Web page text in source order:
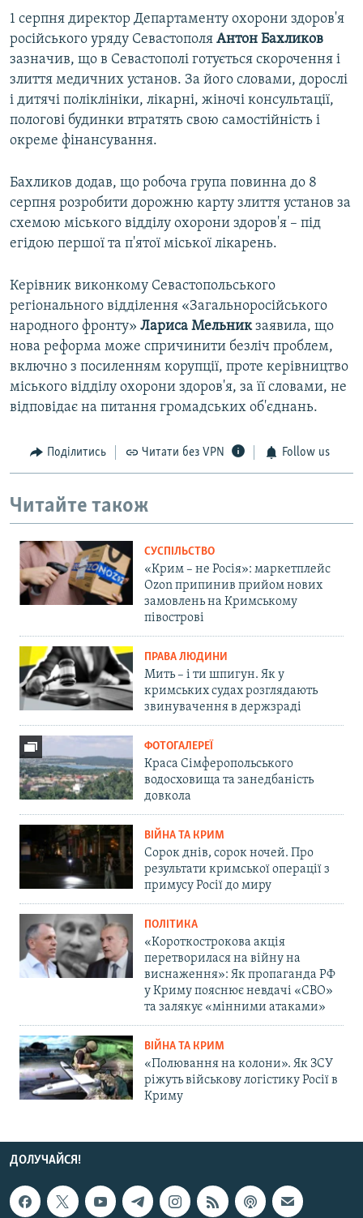
1 серпня директор Департаменту охорони здоров'я
російського уряду Севастополя Антон Бахликов
зазначив, що в Севастополі готується скорочення і
злиття медичних установ. За його словами, дорослі
і дитячі поліклініки, лікарні, жіночі консультації,
пологові будинки втратять свою самостійність і
окреме фінансування.
Бахликов додав, що робоча група повинна до 8
серпня розробити дорожню карту злиття установ за
схемою міського відділу охорони здоров'я – під
егідою першої та п'ятої міської лікарень.
Керівник виконкому Севастопольського
регіонального відділення «Загальноросійського
народного фронту» Лариса Мельникзаявила, що
нова реформа може спричинити безліч проблем,
включно з посиленням корупції, проте керівництво
міського відділу охорони здоров'я, за її словами, не
відповідає на питання громадських об'єднань.
Поділитись Читати без VPN Follow us
Читайте також
СУСПІЛЬСТВО
«Крим – не Росія»: маркетплейс
Ozon припинив прийом нових
замовлень на Кримському
півострові
ПРАВА ЛЮДИНИ
Мить – і ти шпигун. Як у
кримських судах розглядають
звинувачення в держзраді
ФОТОГАЛЕРЕЇ
Краса Сімферопольського
водосховища та занедбаність
довкола
ВІЙНА ТА КРИМ
Сорок днів, сорок ночей. Про
результати кримської операції з
примусу Росії до миру
ПОЛІТИКА
«Короткострокова акція
перетворилася на війну на
виснаження»: Як пропаганда РФ
у Криму пояснює невдачі «СВО»
та залякує «мінними атаками»
ВІЙНА ТА КРИМ
«Полювання на колони». Як ЗСУ
ріжуть військову логістику Росії в
Криму
ДОЛУЧАЙСЯ!